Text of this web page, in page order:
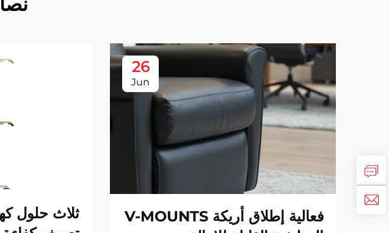
26
Jun
فعالية إطلاق أريكة V-MOUNTS
ثلاث حلول